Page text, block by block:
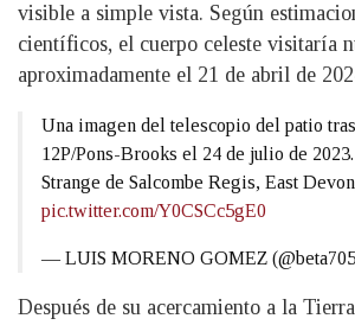
visible a simple vista. Según
científicos, el cuerpo celeste visitaría
aproximadamente el 21 de abril de
Una imagen del telescopio del patio
12P/Pons-Brooks el 24 de julio de
Strange de Salcombe Regis, East
pic.twitter.com/Y0CSCc5gE0
— LUIS MORENO GOMEZ
Después de su acercamiento a la